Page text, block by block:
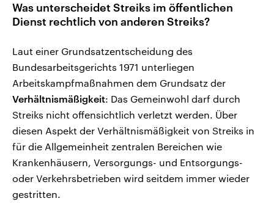
Was unterscheidet Streiks im öffentlichen
Dienst rechtlich von anderen Streiks?
Laut einer Grundsatzentscheidung des
Bundesarbeitsgerichts 1971 unterliegen
Arbeitskampfmaßnahmen dem Grundsatz der
Verhältnismäßigkeit: Das Gemeinwohl darf durch
Streiks nicht offensichtlich verletzt werden. Über
diesen Aspekt der Verhältnismäßigkeit von Streiks in
für die Allgemeinheit zentralen Bereichen wie
Krankenhäusern, Versorgungs- und Entsorgungs-
oder Verkehrsbetrieben wird seitdem immer wieder
gestritten.